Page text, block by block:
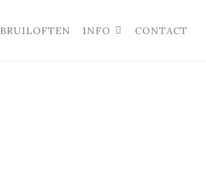
BRUILOFTEN INFO CONTACT